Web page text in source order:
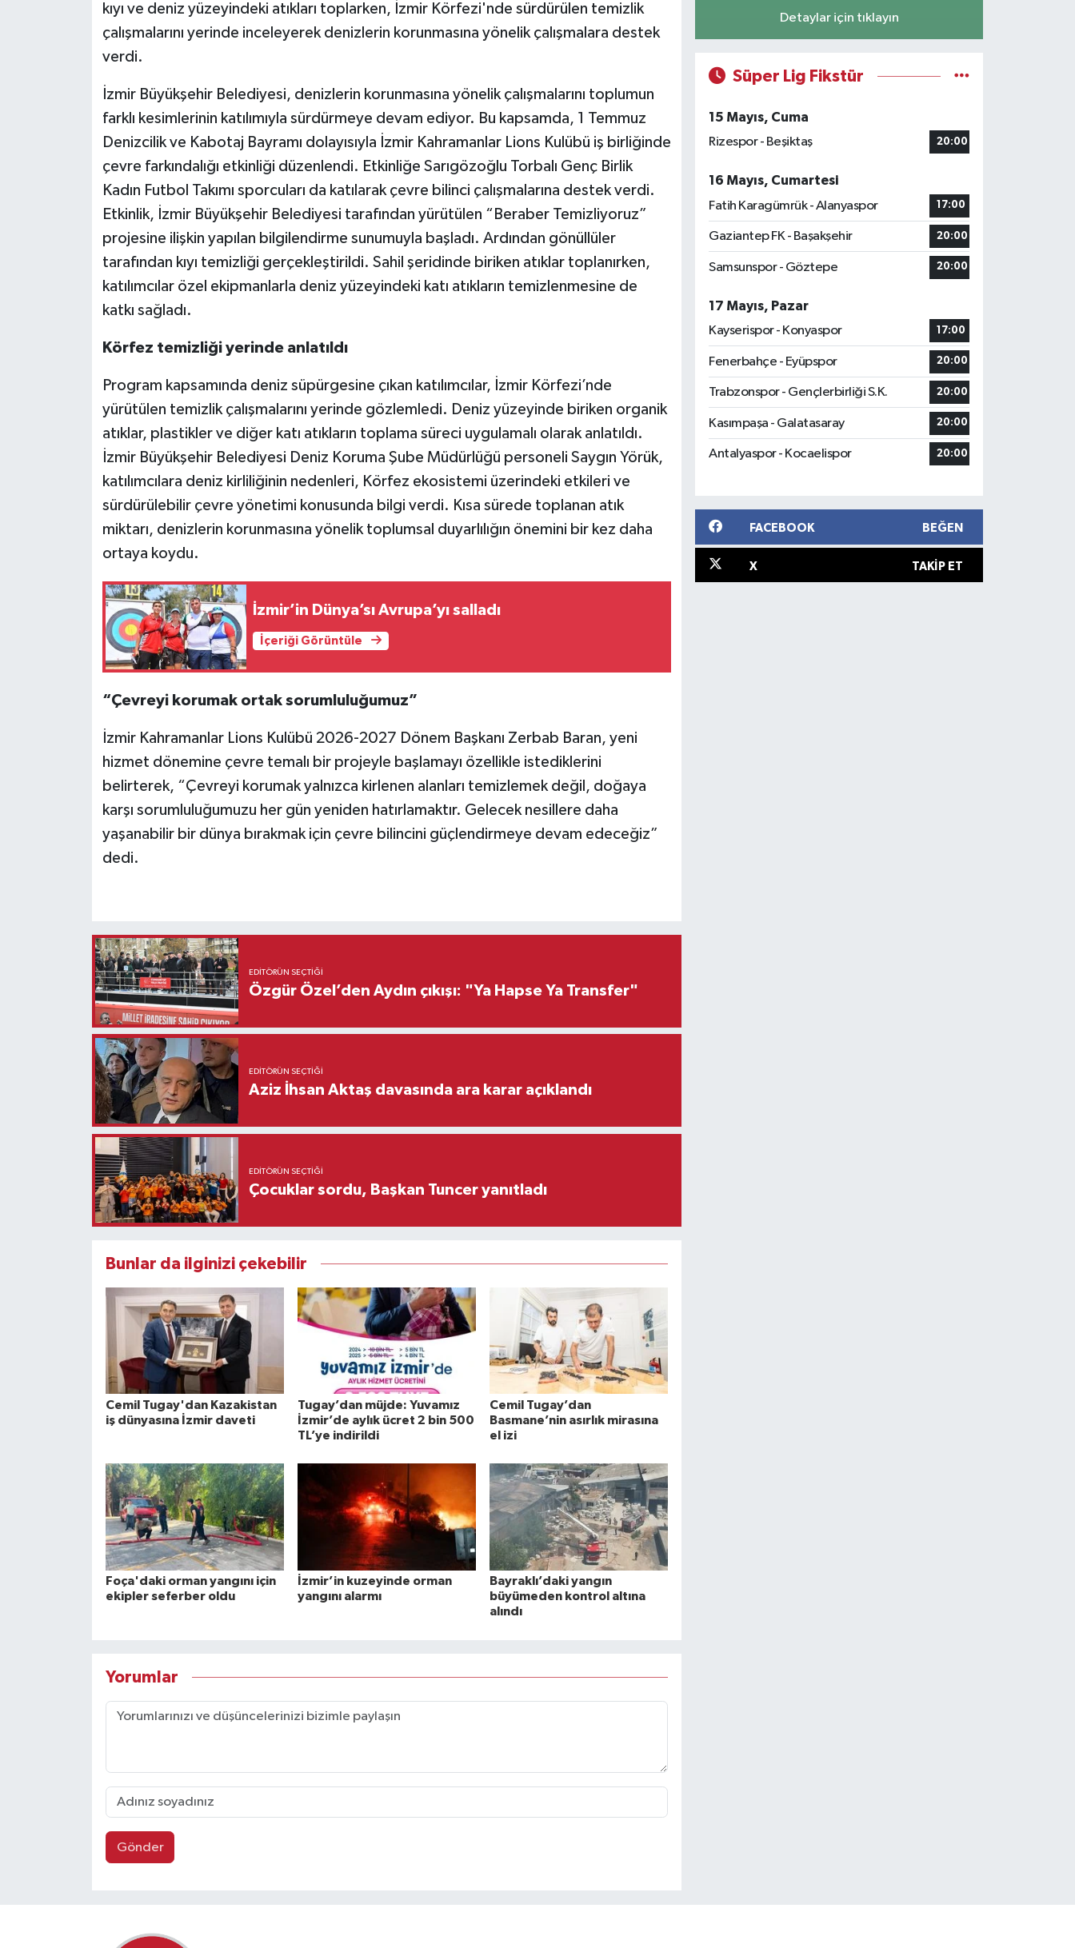
kıyı ve deniz yüzeyindeki atıkları toplarken, İzmir Körfezi'nde sürdürülen temizlik
çalışmalarını yerinde inceleyerek denizlerin korunmasına yönelik çalışmalara destek
verdi.
İzmir Büyükşehir Belediyesi, denizlerin korunmasına yönelik çalışmalarını toplumun
farklı kesimlerinin katılımıyla sürdürmeye devam ediyor. Bu kapsamda, 1 Temmuz
Denizcilik ve Kabotaj Bayramı dolayısıyla İzmir Kahramanlar Lions Kulübü iş birliğinde
çevre farkındalığı etkinliği düzenlendi. Etkinliğe Sarıgözoğlu Torbalı Genç Birlik
Kadın Futbol Takımı sporcuları da katılarak çevre bilinci çalışmalarına destek verdi.
Etkinlik, İzmir Büyükşehir Belediyesi tarafından yürütülen “Beraber Temizliyoruz”
projesine ilişkin yapılan bilgilendirme sunumuyla başladı. Ardından gönüllüler
tarafından kıyı temizliği gerçekleştirildi. Sahil şeridinde biriken atıklar toplanırken,
katılımcılar özel ekipmanlarla deniz yüzeyindeki katı atıkların temizlenmesine de
katkı sağladı.
Körfez temizliği yerinde anlatıldı
Program kapsamında deniz süpürgesine çıkan katılımcılar, İzmir Körfezi’nde
yürütülen temizlik çalışmalarını yerinde gözlemledi. Deniz yüzeyinde biriken organik
atıklar, plastikler ve diğer katı atıkların toplama süreci uygulamalı olarak anlatıldı.
İzmir Büyükşehir Belediyesi Deniz Koruma Şube Müdürlüğü personeli Saygın Yörük,
katılımcılara deniz kirliliğinin nedenleri, Körfez ekosistemi üzerindeki etkileri ve
sürdürülebilir çevre yönetimi konusunda bilgi verdi. Kısa sürede toplanan atık
miktarı, denizlerin korunmasına yönelik toplumsal duyarlılığın önemini bir kez daha
ortaya koydu.
İzmir’in Dünya’sı Avrupa’yı salladı
İçeriği Görüntüle
“Çevreyi korumak ortak sorumluluğumuz”
İzmir Kahramanlar Lions Kulübü 2026-2027 Dönem Başkanı Zerbab Baran, yeni
hizmet dönemine çevre temalı bir projeyle başlamayı özellikle istediklerini
belirterek, “Çevreyi korumak yalnızca kirlenen alanları temizlemek değil, doğaya
karşı sorumluluğumuzu her gün yeniden hatırlamaktır. Gelecek nesillere daha
yaşanabilir bir dünya bırakmak için çevre bilincini güçlendirmeye devam edeceğiz”
dedi.
EDITÖRÜN SEÇTIĞI
Özgür Özel’den Aydın çıkışı: "Ya Hapse Ya Transfer"
EDITÖRÜN SEÇTIĞI
Aziz İhsan Aktaş davasında ara karar açıklandı
EDITÖRÜN SEÇTIĞI
Çocuklar sordu, Başkan Tuncer yanıtladı
Bunlar da ilginizi çekebilir
Cemil Tugay'dan Kazakistan
iş dünyasına İzmir daveti
Tugay’dan müjde: Yuvamız
İzmir’de aylık ücret 2 bin 500
TL’ye indirildi
Cemil Tugay’dan
Basmane’nin asırlık mirasına
el izi
Foça'daki orman yangını için
ekipler seferber oldu
İzmir’in kuzeyinde orman
yangını alarmı
Bayraklı’daki yangın
büyümeden kontrol altına
alındı
Yorumlar
Gönder
Detaylar için tıklayın
Süper Lig Fikstür
15 Mayıs, Cuma
Rizespor - Beşiktaş
20:00
16 Mayıs, Cumartesi
Fatih Karagümrük - Alanyaspor
17:00
Gaziantep FK - Başakşehir 20:00
Samsunspor - Göztepe 20:00
17 Mayıs, Pazar
Kayserispor - Konyaspor
17:00
Fenerbahçe - Eyüpspor 20:00
Trabzonspor - Gençlerbirliği S.K. 20:00
Kasımpaşa - Galatasaray 20:00
Antalyaspor - Kocaelispor 20:00
FACEBOOK BEĞEN
X TAKIP ET